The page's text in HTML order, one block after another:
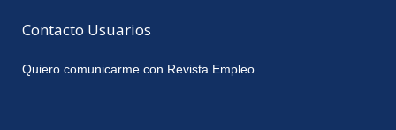
Contacto Usuarios
Quiero comunicarme con Revista Empleo